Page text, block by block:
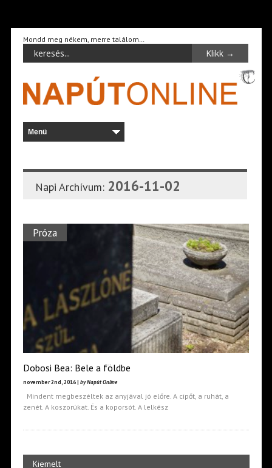
Mondd meg nékem, merre találom…
Napi Archívum: 2016-11-02
Próza
Dobosi Bea: Bele a földbe
november 2nd, 2016 | by Napút Online
Mindent megbeszéltek az anyjával jó előre. A cipőt, a ruhát, a
zenét. A koszorúkat. És a koporsót. A lelkész
Kiemelt